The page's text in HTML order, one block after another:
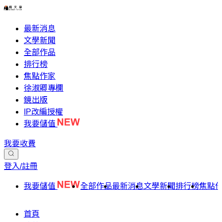
最新消息
文學新聞
全部作品
排行榜
焦點作家
徐淑卿專欄
鏡出版
IP改編授權
我要儲值
我要收費
登入/註冊
我要儲值 全部作品最新消息文學新聞排行榜焦點
首頁